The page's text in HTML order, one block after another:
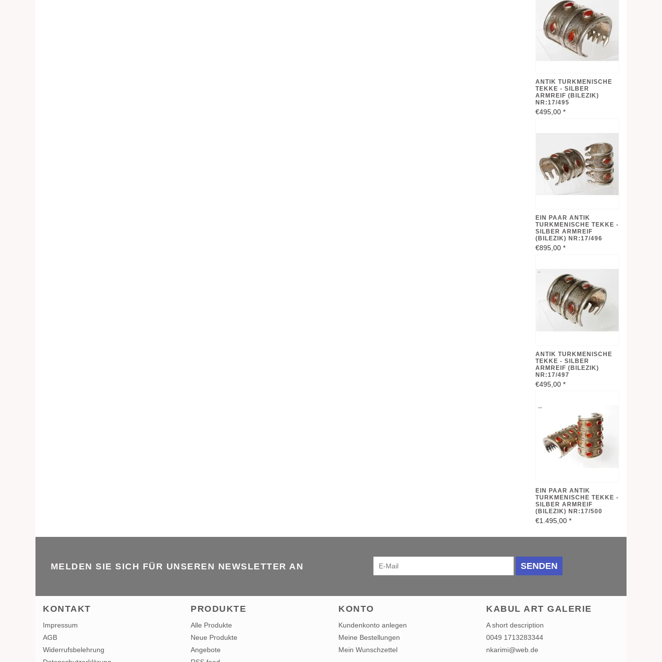
ANTIK TURKMENISCHE
TEKKE - SILBER
ARMREIF (BILEZIK)
NR:17/495
€495,00 *
EIN PAAR ANTIK
TURKMENISCHE TEKKE -
SILBER ARMREIF
(BILEZIK) NR:17/496
€895,00 *
ANTIK TURKMENISCHE
TEKKE - SILBER
ARMREIF (BILEZIK)
NR:17/497
€495,00 *
EIN PAAR ANTIK
TURKMENISCHE TEKKE -
SILBER ARMREIF
(BILEZIK) NR:17/500
€1.495,00 *
MELDEN SIE SICH FÜR UNSEREN NEWSLETTER AN SENDEN
KONTAKT
Impressum
AGB
Widerrufsbelehrung
PRODUKTE
Alle Produkte
Neue Produkte
Angebote
KONTO
Kundenkonto anlegen
Meine Bestellungen
Mein Wunschzettel
KABUL ART GALERIE
A short description
0049 1713283344
nkarimi@web.de